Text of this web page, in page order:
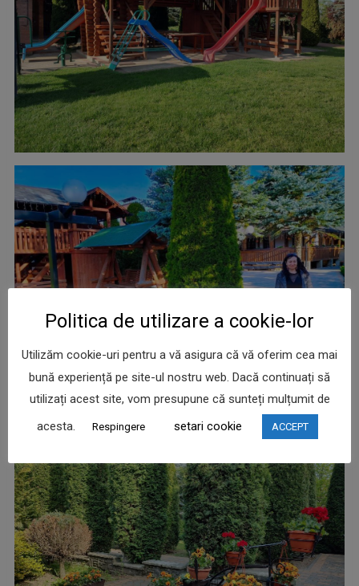
Politica de utilizare a cookie-lor
Utilizăm cookie-uri pentru a vă asigura că vă oferim cea mai
bună experiență pe site-ul nostru web. Dacă continuați să
utilizați acest site, vom presupune că sunteți mulțumit de
acesta.
Respingere setari cookie ACCEPT